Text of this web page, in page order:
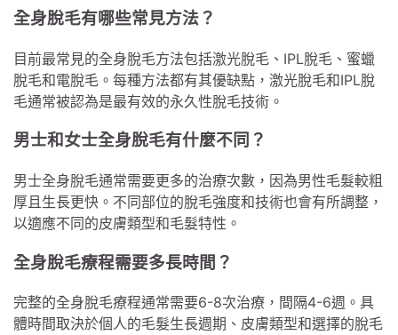
全身脫毛有哪些常見方法？
目前最常見的全身脫毛方法包括激光脫毛、IPL脫毛、蜜蠟
脫毛和電脫毛。每種方法都有其優缺點，激光脫毛和IPL脫
毛通常被認為是最有效的永久性脫毛技術。
男士和女士全身脫毛有什麼不同？
男士全身脫毛通常需要更多的治療次數，因為男性毛髮較粗
厚且生長更快。不同部位的脫毛強度和技術也會有所調整，
以適應不同的皮膚類型和毛髮特性。
全身脫毛療程需要多長時間？
完整的全身脫毛療程通常需要6-8次治療，間隔4-6週。具
體時間取決於個人的毛髮生長週期、皮膚類型和選擇的脫毛